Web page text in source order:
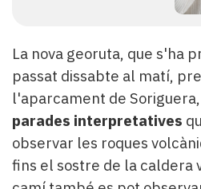
La nova georuta, que s'ha
passat dissabte al matí,
l'aparcament de
parades interpretatives
observar les roques
fins el sostre de la caldera